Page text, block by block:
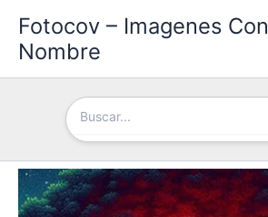
contenido
Fotocov – Imagenes Con
Nombre